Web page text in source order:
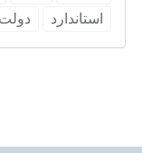
استاندارد
دولت